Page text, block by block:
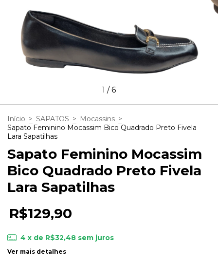
1 /6
Início > SAPATOS > Mocassins >
Sapato Feminino Mocassim Bico Quadrado Preto Fivela
Lara Sapatilhas
Sapato Feminino Mocassim
Bico Quadrado Preto Fivela
Lara Sapatilhas
R$129,90
4 x de R$32,48 sem juros
Ver mais detalhes